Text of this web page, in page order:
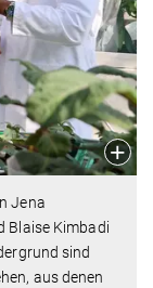
Jena
Blaise Kimbadi
sind
aus denen